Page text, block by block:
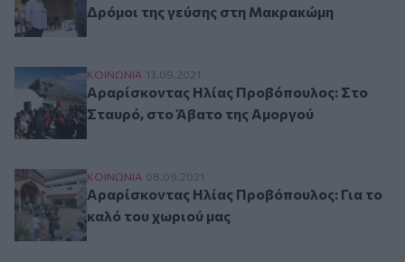
Δρόμοι της γεύσης στη Μακρακώμη
Αραρίσκοντας Ηλίας Προβόπουλος: Στο
ΚΟΙΝΩΝΙΑ 13.09.2021
Αραρίσκοντας Ηλίας Προβόπουλος: Στο
Σταυρό, στο Άβατο της Αμοργού
Αραρίσκοντας Ηλίας Προβόπουλος: Για το
ΚΟΙΝΩΝΙΑ 08.09.2021
Αραρίσκοντας Ηλίας Προβόπουλος: Για το
καλό του χωριού μας